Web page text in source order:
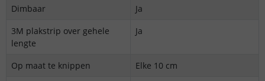
Dimbaar
Ja
3M plakstrip over gehele
lengte
Ja
Op maat te knippen
Elke 10 cm